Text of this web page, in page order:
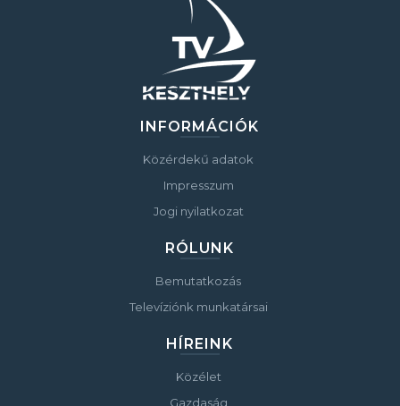
INFORMÁCIÓK
Közérdekű adatok
Impresszum
Jogi nyilatkozat
RÓLUNK
Bemutatkozás
Televíziónk munkatársai
HÍREINK
Közélet
Gazdaság